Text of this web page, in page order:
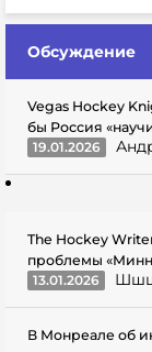
Обсуждение
Vegas Hockey
бы Россия
19.01.2026
The Hockey
проблемы
13.01.2026
В Монреале об